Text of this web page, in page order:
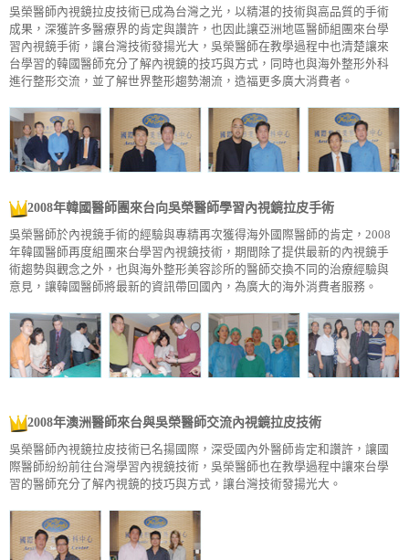
吳榮醫師內視鏡拉皮技術已成為台灣之光，以精湛的技術與高品質的手術
成果，深獲許多醫療界的肯定與讚許，也因此讓亞洲地區醫師組團來台學
習內視鏡手術，讓台灣技術發揚光大，吳榮醫師在教學過程中也清楚讓來
台學習的韓國醫師充分了解內視鏡的技巧與方式，同時也與海外整形外科
進行整形交流，並了解世界整形趨勢潮流，造福更多廣大消費者。
2008年韓國醫師團來台向吳榮醫師學習內視鏡拉皮手術
吳榮醫師於內視鏡手術的經驗與專精再次獲得海外國際醫師的肯定，2008
年韓國醫師再度組團來台學習內視鏡技術，期間除了提供最新的內視鏡手
術趨勢與觀念之外，也與海外整形美容診所的醫師交換不同的治療經驗與
意見，讓韓國醫師將最新的資訊帶回國內，為廣大的海外消費者服務。
2008年澳洲醫師來台與吳榮醫師交流內視鏡拉皮技術
吳榮醫師內視鏡拉皮技術已名揚國際，深受國內外醫師肯定和讚許，讓國
際醫師紛紛前往台灣學習內視鏡技術，吳榮醫師也在教學過程中讓來台學
習的醫師充分了解內視鏡的技巧與方式，讓台灣技術發揚光大。